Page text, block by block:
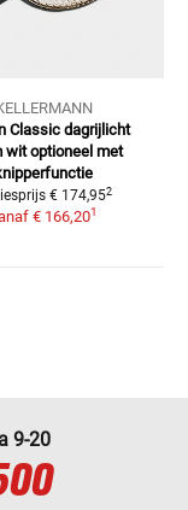
Classic dagrijlicht
wit optioneel met
€ 174,952
€ 166,201
9-20